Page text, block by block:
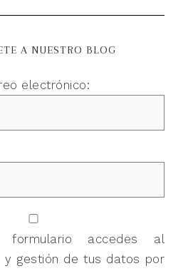
A NUESTRO BLOG
electrónico:
accedes al
y gestión de tus datos por